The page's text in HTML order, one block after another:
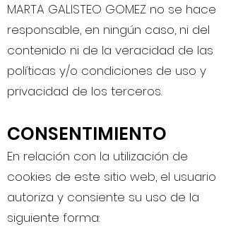
MARTA GALISTEO GOMEZ no se hace
responsable, en ningún caso, ni del
contenido ni de la veracidad de las
políticas y/o condiciones de uso y
privacidad de los terceros.
CONSENTIMIENTO
En relación con la utilización de
cookies de este sitio web, el usuario
autoriza y consiente su uso de la
siguiente forma: